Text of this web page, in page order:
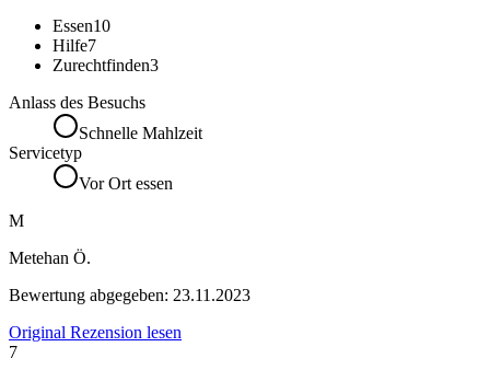
Essen10
Hilfe7
Zurechtfinden3
Anlass des Besuchs
Schnelle Mahlzeit
Servicetyp
Vor Ort essen
M
Metehan Ö.
Bewertung abgegeben: 23.11.2023
Original Rezension lesen
7